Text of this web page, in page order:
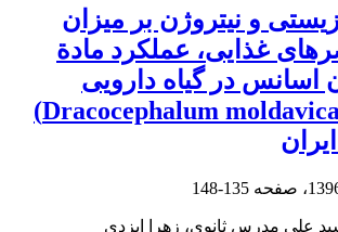
و نیتروژن بر میزان
غذایی، عملکرد مادة
در گیاه دارویی
بادرشبی (.Dracocephalum moldavica L)
135-148
علی مدرس ثانوی، زهرا ایزدی